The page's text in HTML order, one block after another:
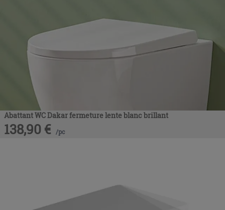
Abattant WC Dakar fermeture lente blanc brillant
138,90 € /pc